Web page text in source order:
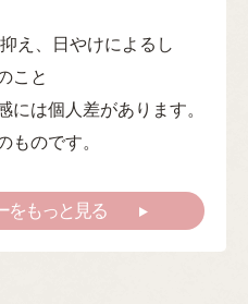
え、日やけによるし
こと
は個人差があります。
ものです。
をもっと見る